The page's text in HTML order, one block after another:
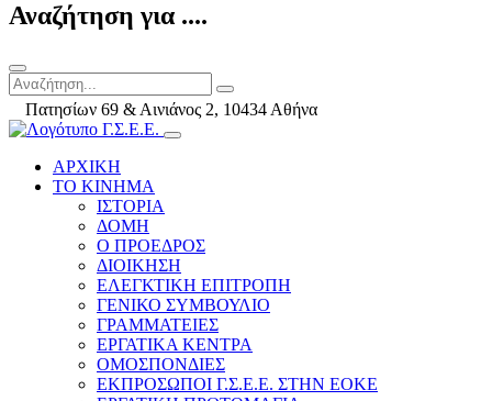
Αναζήτηση για ....
Πατησίων 69 & Αινιάνος 2, 10434 Αθήνα
ΑΡΧΙΚΗ
ΤΟ ΚΙΝΗΜΑ
ΙΣΤΟΡΙΑ
ΔΟΜΗ
Ο ΠΡΟΕΔΡΟΣ
ΔΙΟΙΚΗΣΗ
ΕΛΕΓΚΤΙΚΗ ΕΠΙΤΡΟΠΗ
ΓΕΝΙΚΟ ΣΥΜΒΟΥΛΙΟ
ΓΡΑΜΜΑΤΕΙΕΣ
ΕΡΓΑΤΙΚΑ ΚΕΝΤΡΑ
ΟΜΟΣΠΟΝΔΙΕΣ
ΕΚΠΡΟΣΩΠΟΙ Γ.Σ.Ε.Ε. ΣΤΗΝ ΕΟΚΕ